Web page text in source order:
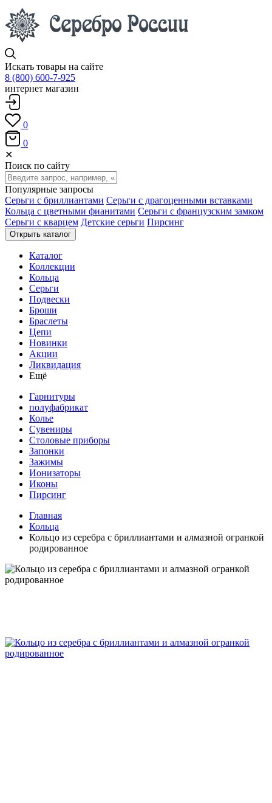
Искать товары на сайте
8 (800) 600-7-925
интернет магазин
0
0
✕
Поиск по сайту
Популярные запросы
Серьги с бриллиантами Серьги с драгоценными вставками
Кольца с цветными фианитами Серьги с французским замком
Серьги с кварцем Детские серьги Пирсинг
Открыть каталог
Каталог
Коллекции
Кольца
Серьги
Подвески
Броши
Браслеты
Цепи
Новинки
Акции
Ликвидация
Ещё
Гарнитуры
полуфабрикат
Колье
Сувениры
Столовые приборы
Запонки
Зажимы
Ионизаторы
Иконы
Пирсинг
Главная
Кольца
Кольцо из серебра с бриллиантами и алмазной огранкой
родированное